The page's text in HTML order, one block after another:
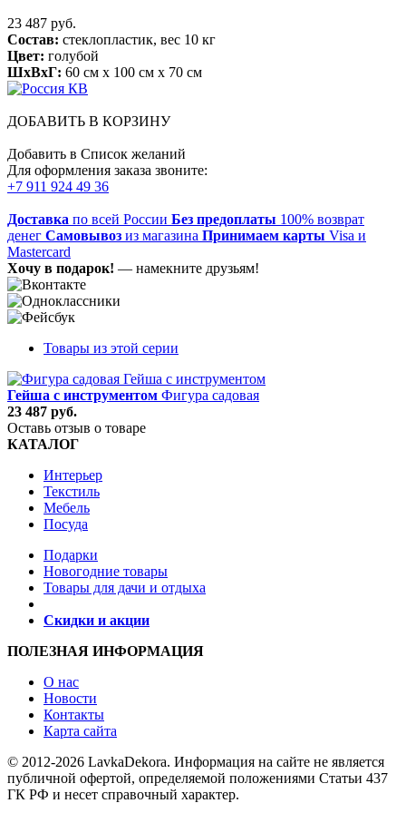
23 487 руб.
Состав: стеклопластик, вес 10 кг
Цвет: голубой
ШхВхГ: 60 см x 100 см x 70 см
ДОБАВИТЬ В КОРЗИНУ
Добавить в Список желаний
Для оформления заказа звоните:
+7 911 924 49 36
Доставка по всей России Без предоплаты 100% возврат
денег Самовывоз из магазина Принимаем карты Visa и
Mastercard
Хочу в подарок! — намекните друзьям!
Товары из этой серии
Гейша с инструментом Фигура садовая
23 487 руб.
Оставь отзыв о товаре
КАТАЛОГ
Интерьер
Текстиль
Мебель
Посуда
Подарки
Новогодние товары
Товары для дачи и отдыха
Скидки и акции
ПОЛЕЗНАЯ ИНФОРМАЦИЯ
О нас
Новости
Контакты
Карта сайта
© 2012-2026 LavkaDekora. Информация на сайте не является
публичной офертой, определяемой положениями Статьи 437
ГК РФ и несет справочный характер.